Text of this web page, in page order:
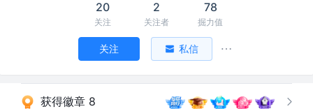
20
关注
2
关注者
78
掘力值
关注 私信
获得徽章 8